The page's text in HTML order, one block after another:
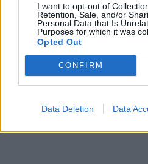
I want to opt-out of
Retention, Sale, and/or
Personal Data that Is
Purposes for which it was
Opted Out
CONFIRM
Data Deletion Data
Paroles + Traduction
Commentaires
Dire «merci» pour cette